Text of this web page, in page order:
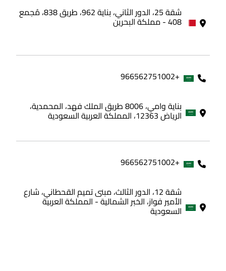
شقة 25، الدور الثاني، بناية 962، طريق 838، مُجمع
408 - مملكة البحرين
+966562751002
بناية وامي، 8006 طريق الملك فهد، المحمدية،
الرياض 12363، المملكة العربية السعودية
+966562751002
شقة 12، الدور الثالث، مبنى تميم القحطاني، شارع
الأمير فواز، الخبر الشمالية - المملكة العربية
السعودية